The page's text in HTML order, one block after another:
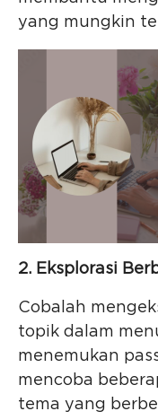
yang mungkin
2. Eksplorasi
Cobalah
topik dalam
menemukan
mencoba
tema yang